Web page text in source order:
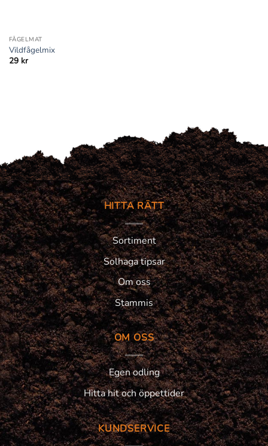
FÅGELMAT
Vildfågelmix
29 kr
HITTA RÄTT
Sortiment
Solhaga tipsar
Om oss
Stammis
OM OSS
Egen odling
Hitta hit och öppettider
KUNDSERVICE